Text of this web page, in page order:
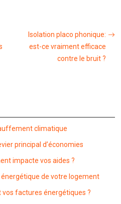
Isolation placo phonique:
est-ce vraiment efficace
contre le bruit ?
climatique
principal d’économies
impacte vos aides ?
de votre logement
factures énergétiques ?